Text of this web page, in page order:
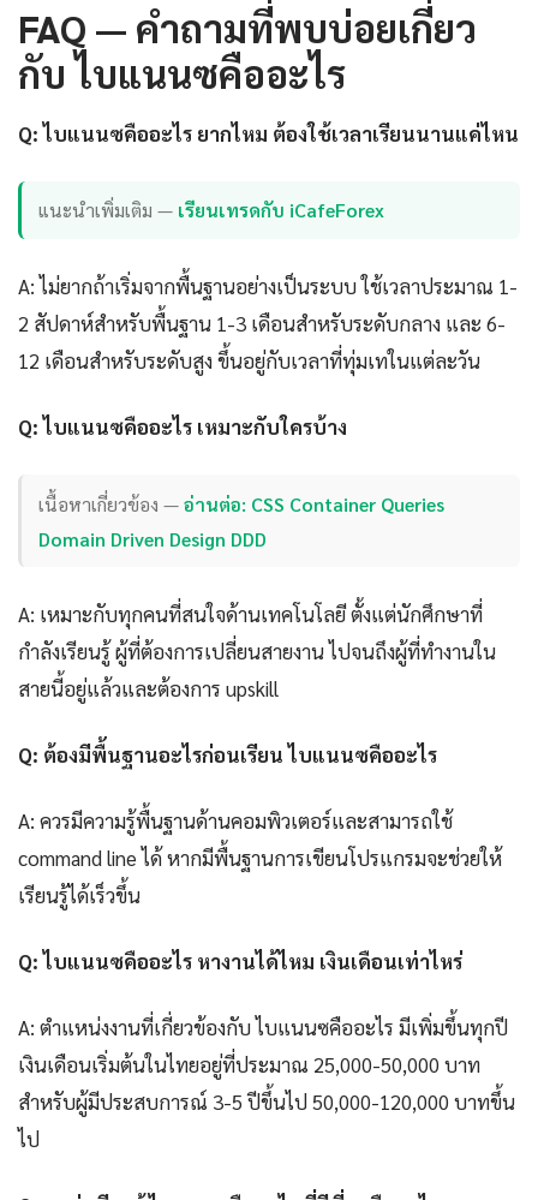
FAQ — คำถามที่พบบ่อยเกี่ยว
กับ ไบแนนซคืออะไร
Q: ไบแนนซคืออะไร ยากไหม ต้องใช้เวลาเรียนนานแค่ไหน
แนะนำเพิ่มเติม — เรียนเทรดกับ iCafeForex
A: ไม่ยากถ้าเริ่มจากพื้นฐานอย่างเป็นระบบ ใช้เวลาประมาณ 1-
2 สัปดาห์สำหรับพื้นฐาน 1-3 เดือนสำหรับระดับกลาง และ 6-
12 เดือนสำหรับระดับสูง ขึ้นอยู่กับเวลาที่ทุ่มเทในแต่ละวัน
Q: ไบแนนซคืออะไร เหมาะกับใครบ้าง
เนื้อหาเกี่ยวข้อง —อ่านต่อ: CSS Container Queries
Domain Driven Design DDD
A: เหมาะกับทุกคนที่สนใจด้านเทคโนโลยี ตั้งแต่นักศึกษาที่
กำลังเรียนรู้ ผู้ที่ต้องการเปลี่ยนสายงาน ไปจนถึงผู้ที่ทำงานใน
สายนี้อยู่แล้วและต้องการ upskill
Q: ต้องมีพื้นฐานอะไรก่อนเรียน ไบแนนซคืออะไร
A: ควรมีความรู้พื้นฐานด้านคอมพิวเตอร์และสามารถใช้
command line ได้ หากมีพื้นฐานการเขียนโปรแกรมจะช่วยให้
เรียนรู้ได้เร็วขึ้น
Q: ไบแนนซคืออะไร หางานได้ไหม เงินเดือนเท่าไหร่
A: ตำแหน่งงานที่เกี่ยวข้องกับ ไบแนนซคืออะไร มีเพิ่มขึ้นทุกปี
เงินเดือนเริ่มต้นในไทยอยู่ที่ประมาณ 25,000-50,000 บาท
สำหรับผู้มีประสบการณ์ 3-5 ปีขึ้นไป 50,000-120,000 บาทขึ้น
ไป